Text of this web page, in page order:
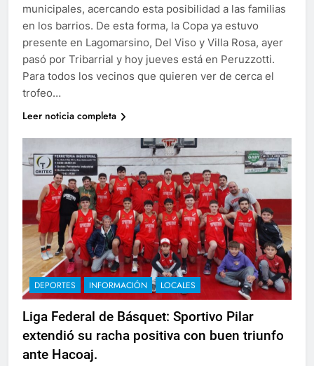
municipales, acercando esta posibilidad a las familias
en los barrios. De esta forma, la Copa ya estuvo
presente en Lagomarsino, Del Viso y Villa Rosa, ayer
pasó por Tribarrial y hoy jueves está en Peruzzotti.
Para todos los vecinos que quieren ver de cerca el
trofeo…
Leer noticia completa
DEPORTES INFORMACIÓN LOCALES
Liga Federal de Básquet: Sportivo Pilar
extendió su racha positiva con buen triunfo
ante Hacoaj.